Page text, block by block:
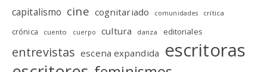
capitalismo cine cognitariado comunidades crítica
crónica cuento cuerpo cultura danza editoriales
entrevistas escena expandida escritoras